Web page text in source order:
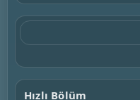
Hızlı Bölüm